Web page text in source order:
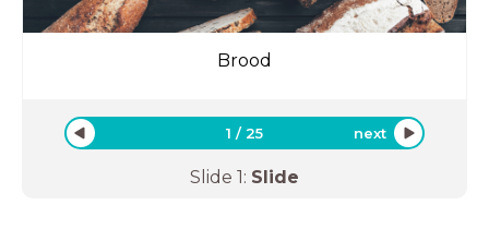
Brood
1 /25 next
Slide 1: Slide